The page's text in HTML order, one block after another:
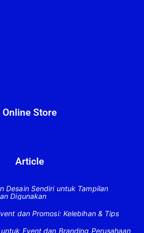
Online Store
Article
Desain Sendiri untuk Tampilan
Digunakan
dan Promosi: Kelebihan & Tips
Event dan Branding Perusahaan